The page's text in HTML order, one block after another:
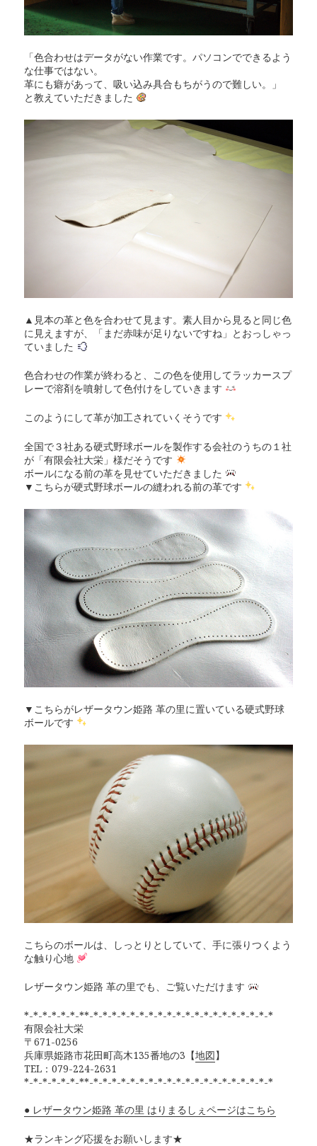
「色合わせはデータがない作業です。パソコンでできるよう
な仕事ではない。
革にも癖があって、吸い込み具合もちがうので難しい。」
と教えていただきました
▲見本の革と色を合わせて見ます。素人目から見ると同じ色
に見えますが、「まだ赤味が足りないですね」とおっしゃっ
ていました
色合わせの作業が終わると、この色を使用してラッカースプ
レーで溶剤を噴射して色付けをしていきます
このようにして革が加工されていくそうです
全国で３社ある硬式野球ボールを製作する会社のうちの１社
が「有限会社大栄」様だそうです
ボールになる前の革を見せていただきました
▼こちらが硬式野球ボールの縫われる前の革です
▼こちらがレザータウン姫路 革の里に置いている硬式野球
ボールです
こちらのボールは、しっとりとしていて、手に張りつくよう
な触り心地
レザータウン姫路 革の里でも、ご覧いただけます
*-*-*-*-*-*-**-*-*-*-*-*-*-*-*-*-*-*-*-*-*-*-*-*-*-*-*
有限会社大栄
〒671-0256
兵庫県姫路市花田町高木135番地の3【地図】
TEL：079-224-2631
*-*-*-*-*-*-**-*-*-*-*-*-*-*-*-*-*-*-*-*-*-*-*-*-*-*-*
● レザータウン姫路 革の里 はりまるしぇページはこちら
★ランキング応援をお願いします★